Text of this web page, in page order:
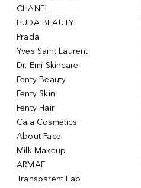
CHANEL
HUDA BEAUTY
Prada
Yves Saint Laurent
Dr. Emi Skincare
Fenty Beauty
Fenty Skin
Fenty Hair
Caia Cosmetics
About Face
Milk Makeup
ARMAF
Transparent Lab